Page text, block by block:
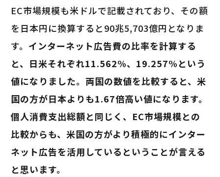
EC市場規模も米ドルで記載されており、その額
を日本円に換算すると90兆5,703億円となりま
す。 インターネット広告費の比率を計算する
と、日米それぞれ11.562%、19.257%という
値になりました。両国の数値を比較すると、米
国の方が日本よりも1.67倍高い値になります。
個人消費支出総額と同じく、EC市場規模との
比較からも、米国の方がより積極的にインター
ネット広告を活用しているということが言える
と思います。